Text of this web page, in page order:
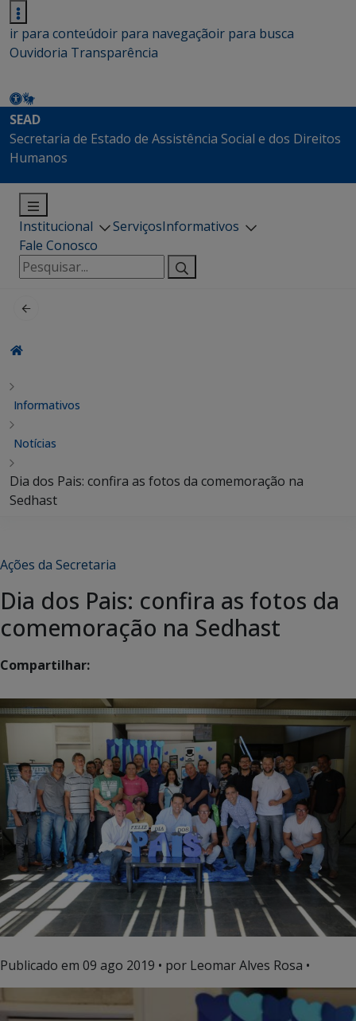
ir para conteúdoir para navegaçãoir para busca
Ouvidoria Transparência
SEAD
Secretaria de Estado de Assistência Social e dos Direitos
Humanos
Institucional ServiçosInformativos
Fale Conosco
Pesquisar
por:
Informativos
Notícias
Dia dos Pais: confira as fotos da comemoração na
Sedhast
Ações da Secretaria
Dia dos Pais: confira as fotos da
comemoração na Sedhast
Compartilhar:
Publicado em 09 ago 2019 • por Leomar Alves Rosa •